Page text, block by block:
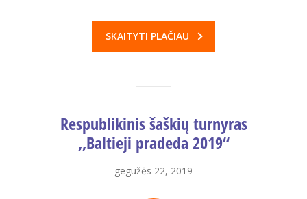
---- Nuostatai
---- Planavimo dokumentai
---- Viešieji pirkimai
---- Biudžeto vykdymo ataskaitų rinkiniai
SKAITYTI PLAČIAU
Respublikinis šaškių turnyras
,,Baltieji pradeda 2019“
gegužės 22, 2019